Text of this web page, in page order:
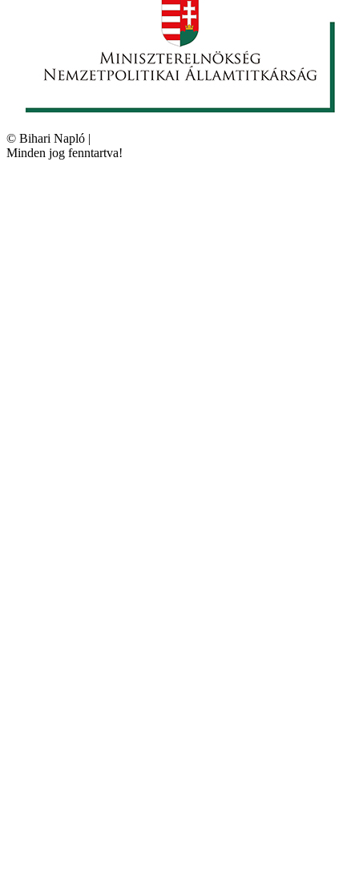
© Bihari Napló |
Minden jog fenntartva!